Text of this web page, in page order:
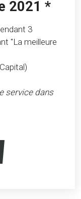
2021 *
3
"La meilleure
service dans